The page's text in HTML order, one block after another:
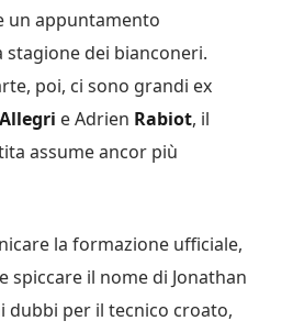
un appuntamento
dei bianconeri.
poi, ci sono grandi ex
Allegri e Adrien Rabiot, il
assume ancor più
la formazione ufficiale,
spiccare il nome di Jonathan
dubbi per il tecnico croato,